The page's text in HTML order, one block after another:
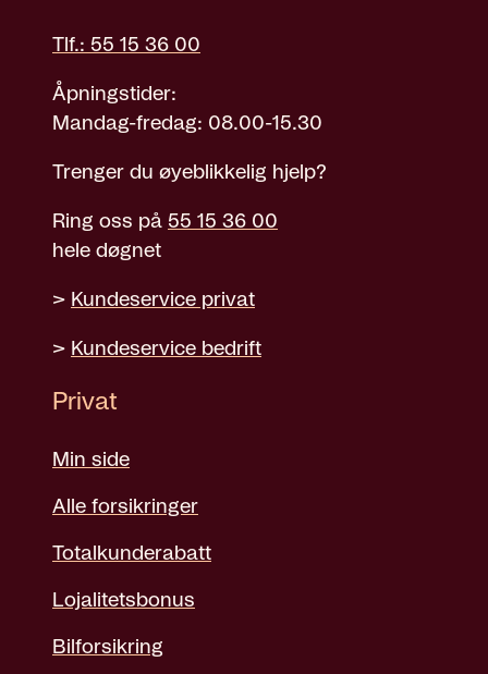
Tlf.: 55 15 36 00
Åpningstider:
Mandag-fredag: 08.00-15.30
Trenger du øyeblikkelig hjelp?
Ring oss på 55 15 36 00
hele døgnet
> Kundeservice privat
> Kundeservice bedrift
Privat
Min side
Alle forsikringer
Totalkunderabatt
Lojalitetsbonus
Bilforsikring